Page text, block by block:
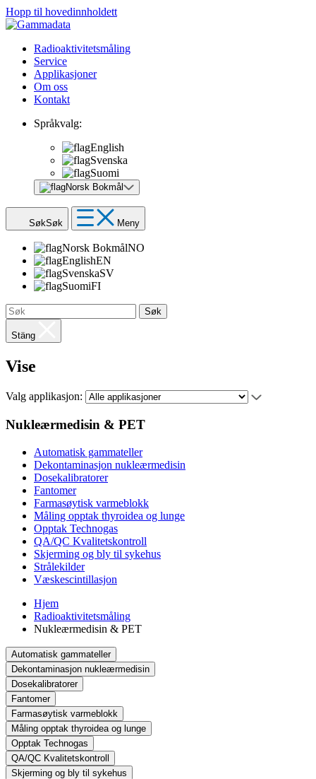
Hopp til hovedinnholdett
Radioaktivitetsmåling
Service
Applikasjoner
Om oss
Kontakt
Språkvalg:
English
Svenska
Suomi
Norsk Bokmål
SøkSøk Meny
Norsk BokmålNO
EnglishEN
SvenskaSV
SuomiFI
Søk
Stäng
Vise
Valg applikasjon:
Nukleærmedisin & PET
Automatisk gammateller
Dekontaminasjon nukleærmedisin
Dosekalibratorer
Fantomer
Farmasøytisk varmeblokk
Måling opptak thyroidea og lunge
Opptak Technogas
QA/QC Kvalitetskontroll
Skjerming og bly til sykehus
Strålekilder
Væskescintillasjon
Hjem
Radioaktivitetsmåling
Nukleærmedisin & PET
Automatisk gammateller
Dekontaminasjon nukleærmedisin
Dosekalibratorer
Fantomer
Farmasøytisk varmeblokk
Måling opptak thyroidea og lunge
Opptak Technogas
QA/QC Kvalitetskontroll
Skjerming og bly til sykehus